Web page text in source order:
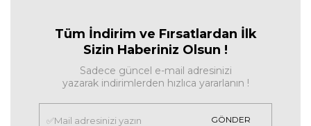
Tüm İndirim ve Fırsatlardan İlk
Sizin Haberiniz Olsun !
Sadece güncel e-mail adresinizi
yazarak indirimlerden hızlıca yararlanın !
GÖNDER